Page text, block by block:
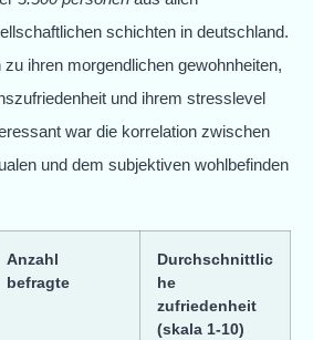
schichten in deutschland.
ihren morgendlichen gewohnheiten,
und ihrem stresslevel
war die korrelation zwischen
und dem subjektiven wohlbefinden
Anzahl
befragte
Durchschnittlic
he
zufriedenheit
(skala 1-10)